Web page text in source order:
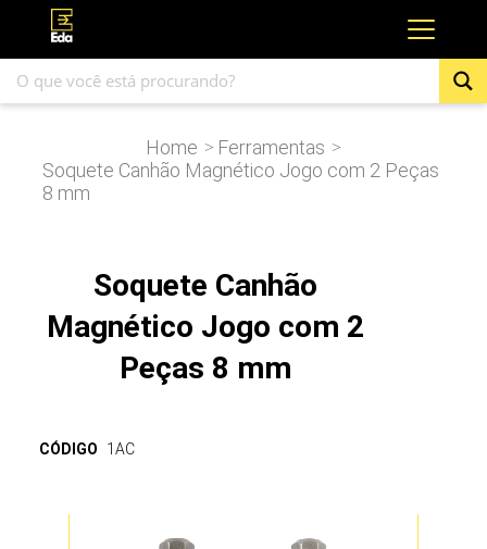
Home > Ferramentas >
Soquete Canhão Magnético Jogo com 2 Peças
8 mm
Soquete Canhão
Magnético Jogo com 2
Peças 8 mm
CÓDIGO 1AC